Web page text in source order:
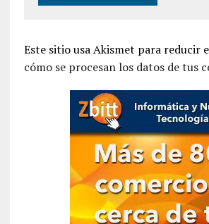
Este sitio usa Akismet para reducir
cómo se procesan los datos de tus